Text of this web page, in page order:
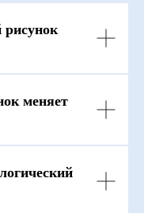
рисунок
меняет